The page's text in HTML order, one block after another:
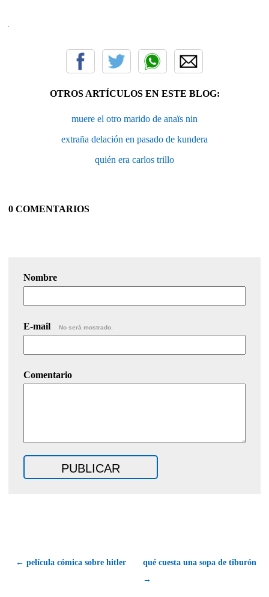
OTROS ARTÍCULOS EN ESTE BLOG:
muere el otro marido de anaïs nin
extraña delación en pasado de kundera
quién era carlos trillo
0 COMENTARIOS
Nombre
E-mail No será mostrado.
Comentario
← película cómica sobre hitler
qué cuesta una sopa de tiburón
→